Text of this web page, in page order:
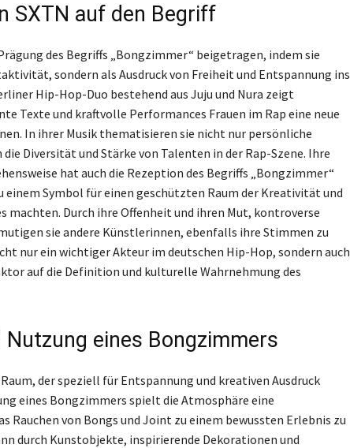
SXTN auf den Begriff
des Begriffs „Bongzimmer“ beigetragen, indem sie
sondern als Ausdruck von Freiheit und Entspannung ins
Hip-Hop-Duo bestehend aus Juju und Nura zeigt
Texte und kraftvolle Performances Frauen im Rap eine neue
In ihrer Musik thematisieren sie nicht nur persönliche
Diversität und Stärke von Talenten in der Rap-Szene. Ihre
hat auch die Rezeption des Begriffs „Bongzimmer“
einem Symbol für einen geschützten Raum der Kreativität und
machten. Durch ihre Offenheit und ihren Mut, kontroverse
sie andere Künstlerinnen, ebenfalls ihre Stimmen zu
nur ein wichtiger Akteur im deutschen Hip-Hop, sondern auch
auf die Definition und kulturelle Wahrnehmung des
eines Bongzimmers
der speziell für Entspannung und kreativen Ausdruck
eines Bongzimmers spielt die Atmosphäre eine
Rauchen von Bongs und Joint zu einem bewussten Erlebnis zu
durch Kunstobjekte, inspirierende Dekorationen und